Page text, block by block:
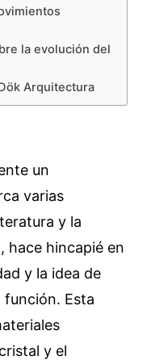
la evolución del
Arquitectura
un
varias
y la
hace hincapié en
y la idea de
función. Esta
y el